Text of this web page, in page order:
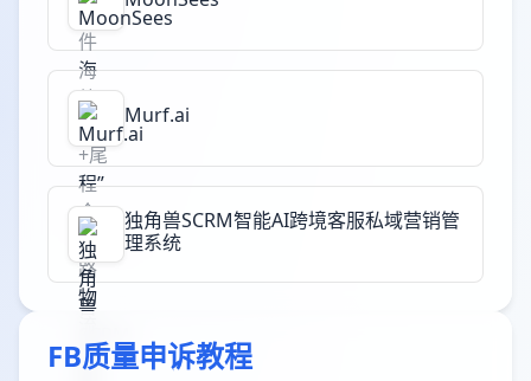
Murf.ai
独角兽SCRM智能AI跨境客服私域营销管
理系统
FB质量申诉教程